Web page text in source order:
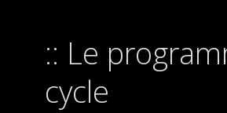
Le
cycle